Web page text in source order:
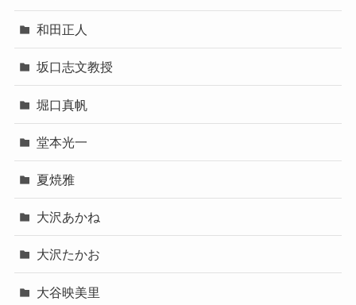
和田正人
坂口志文教授
堀口真帆
堂本光一
夏焼雅
大沢あかね
大沢たかお
大谷映美里